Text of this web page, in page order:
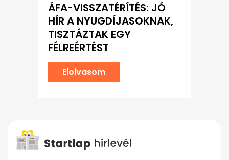
ÁFA-VISSZATÉRÍTÉS: JÓ
HÍR A NYUGDÍJASOKNAK,
TISZTÁZTAK EGY
FÉLREÉRTÉST
Elolvasom